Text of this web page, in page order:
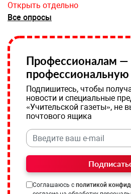
Открыть отдельно
Все опросы
Профессионалам —
профессиональную
Подпишитесь, чтобы
новости и специальные
«Учительской газеты», не
почтового ящика
Соглашаюсь с политикой